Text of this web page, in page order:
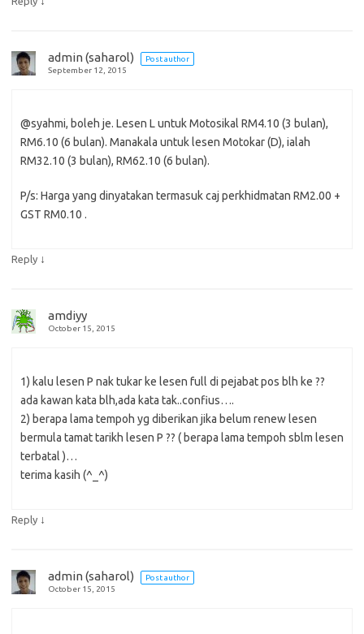
admin (saharol)
Post author
September 12, 2015
@syahmi, boleh je. Lesen L untuk Motosikal RM4.10 (3 bulan),
RM6.10 (6 bulan). Manakala untuk lesen Motokar (D), ialah
RM32.10 (3 bulan), RM62.10 (6 bulan).
P/s: Harga yang dinyatakan termasuk caj perkhidmatan RM2.00 +
GST RM0.10 .
Reply ↓
amdiyy
October 15, 2015
1) kalu lesen P nak tukar ke lesen full di pejabat pos blh ke ??
ada kawan kata blh,ada kata tak..confius….
2) berapa lama tempoh yg diberikan jika belum renew lesen
bermula tamat tarikh lesen P ?? ( berapa lama tempoh sblm lesen
terbatal )…
terima kasih (^_^)
Reply ↓
admin (saharol)
Post author
October 15, 2015